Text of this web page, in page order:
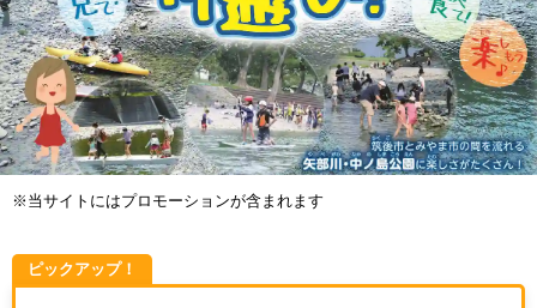
※当サイトにはプロモーションが含まれます
ピックアップ！